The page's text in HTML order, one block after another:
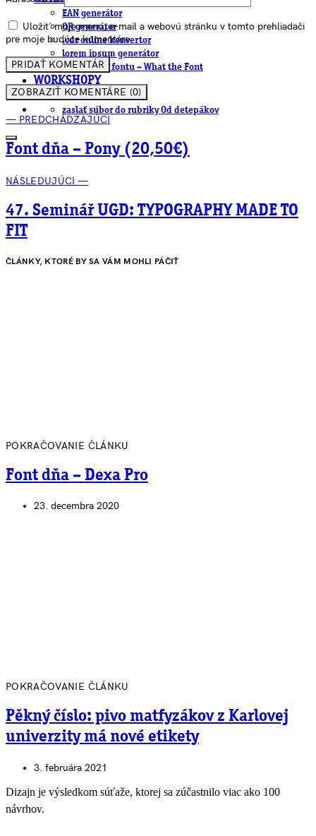
EAN generátor
QR generátor
.cdr online konvertor
lorem ipsum generátor
zistiť názov fontu – What the Font
WORKSHOPY
BAZÁR
zaslať súbor do rubriky Od detepákov
Uložiť moje meno, e-mail a webovú stránku v tomto prehliadači
pre moje budúce komentáre.
ZOBRAZIŤ KOMENTÁRE (0)
— PREDCHÁDZAJÚCI
Font dňa – Pony (20,50€)
NÁSLEDUJÚCI —
47. Seminář UGD: TYPOGRAPHY MADE TO
FIT
ČLÁNKY, KTORÉ BY SA VÁM MOHLI PÁČIŤ
POKRAČOVANIE ČLÁNKU
Font dňa – Dexa Pro
23. decembra 2020
POKRAČOVANIE ČLÁNKU
Pěkný číslo: pivo matfyzákov z Karlovej
univerzity má nové etikety
3. februára 2021
Dizajn je výsledkom súťaže, ktorej sa zúčastnilo viac ako 100
návrhov.